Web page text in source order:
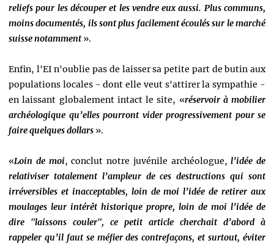
reliefs pour les découper et les vendre eux aussi. Plus communs,
moins documentés, ils sont plus facilement écoulés sur le marché
suisse notamment».
Enfin, l'EI n'oublie pas de laisser sa petite part de butin aux
populations locales - dont elle veut s'attirer la sympathie -
en laissant globalement intact le site, «réservoir à mobilier
archéologique qu’elles pourront vider progressivement pour se
faire quelques dollars ».
«Loin de moi, conclut notre juvénile archéologue,l’idée de
relativiser totalement l’ampleur de ces destructions qui sont
irréversibles et inacceptables, loin de moi l’idée de retirer aux
moulages leur intérêt historique propre, loin de moi l’idée de
dire "laissons couler", ce petit article cherchait d’abord à
rappeler qu’il faut se méfier des contrefaçons, et surtout, éviter